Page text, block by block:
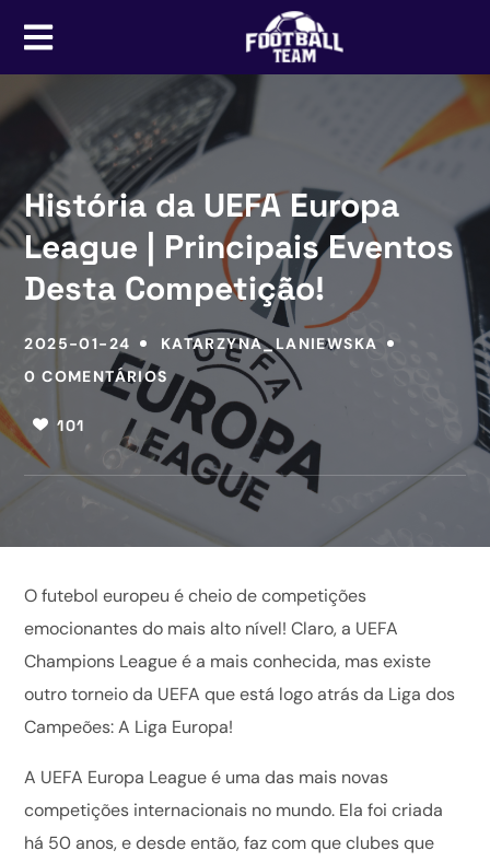
História da UEFA Europa
League | Principais Eventos
Desta Competição!
2025-01-24
KATARZYNA_LANIEWSKA
0 COMENTÁRIOS
101
O futebol europeu é cheio de competições
emocionantes do mais alto nível! Claro, a UEFA
Champions League é a mais conhecida, mas existe
outro torneio da UEFA que está logo atrás da Liga dos
Campeões: A Liga Europa!
A UEFA Europa League é uma das mais novas
competições internacionais no mundo. Ela foi criada
há 50 anos, e desde então, faz com que clubes que